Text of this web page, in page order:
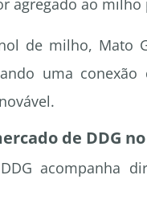
agregado ao
de milho, Mato
uma
de DDG
acompanha